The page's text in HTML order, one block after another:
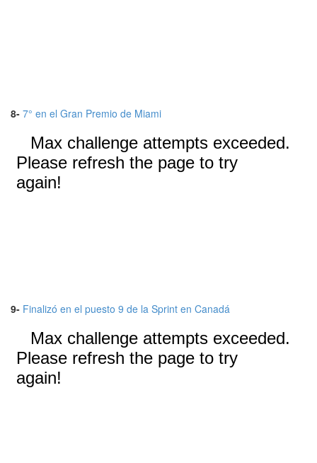
8- 7° en el Gran Premio de Miami
9- Finalizó en el puesto 9 de la Sprint en Canadá